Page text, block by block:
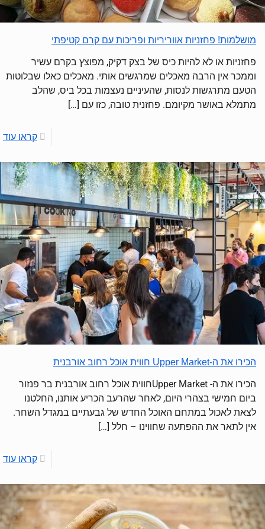
מושלמות! פחזניות אווריריות ופריכות עם קרם קטיפתי
פחזניות או לא להיות כיס של בצק דקיק, מפוצץ בקרם עשיר
וממכר אין הרבה מאכלים שמרגשים אותי. מאכלים כאלו שבלוטות
הטעם מתרגשות לנסות, שהעיניים נעצמות בכל ביס, שהלב
מתמלא באושר מקיומם. פחזנית טובה, כזו עם […]
קראו עוד
הכירו את ה-Upper Market חווית אוכל רחוב אורבנית
הכירו את ה- Upper Marketחווית אוכל רחוב אורבנית בר פנזור
ביום חמישי בצהרי היום, לאחר שהרעב הכריע אותנו, החלטנו
לצאת לאכול במתחם האוכל החדש של גבעתיים במגדל השחר.
אין לתאר את ההפתעה שחווינו – חלל […]
קראו עוד